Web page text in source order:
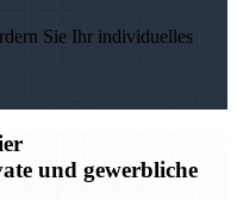
Sie Ihr individuelles
und gewerbliche